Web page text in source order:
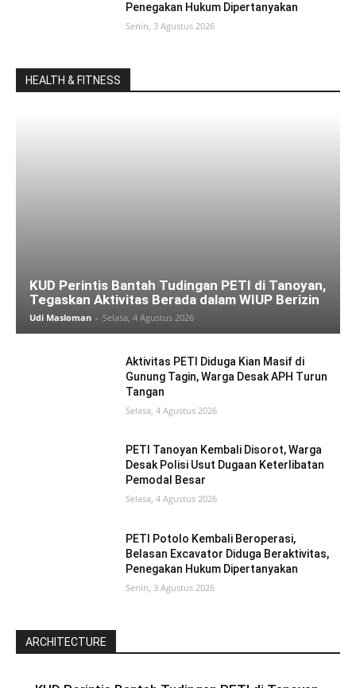
Penegakan Hukum Dipertanyakan
Senin, 3 Agustus 2026
HEALTH & FITNESS
KUD Perintis Bantah Tudingan PETI di Tanoyan,
Tegaskan Aktivitas Berada dalam WIUP Berizin
Udi Masloman - Selasa, 4 Agustus 2026
Aktivitas PETI Diduga Kian Masif di
Gunung Tagin, Warga Desak APH Turun
Tangan
Selasa, 4 Agustus 2026
PETI Tanoyan Kembali Disorot, Warga
Desak Polisi Usut Dugaan Keterlibatan
Pemodal Besar
Selasa, 4 Agustus 2026
PETI Potolo Kembali Beroperasi,
Belasan Excavator Diduga Beraktivitas,
Penegakan Hukum Dipertanyakan
Senin, 3 Agustus 2026
ARCHITECTURE